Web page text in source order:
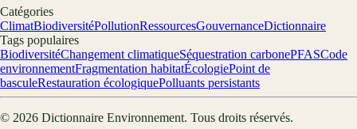
Catégories
ClimatBiodiversitéPollutionRessourcesGouvernanceDictionnaire
Tags populaires
BiodiversitéChangement climatiqueSéquestration carbonePFASCode
environnementFragmentation habitatÉcologiePoint de
basculeRestauration écologiquePolluants persistants
© 2026 Dictionnaire Environnement. Tous droits réservés.